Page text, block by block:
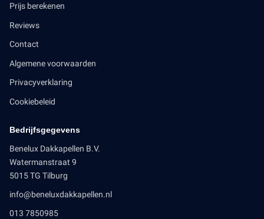
Prijs berekenen
Reviews
Contact
Algemene voorwaarden
Privacyverklaring
Cookiebeleid
Bedrijfsgegevens
Benelux Dakkapellen B.V.
Watermanstraat 9
5015 TG Tilburg
info@beneluxdakkapellen.nl
013 7850985